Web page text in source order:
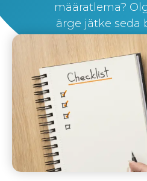
määratlema?
ärge jätke seda
BySilvi